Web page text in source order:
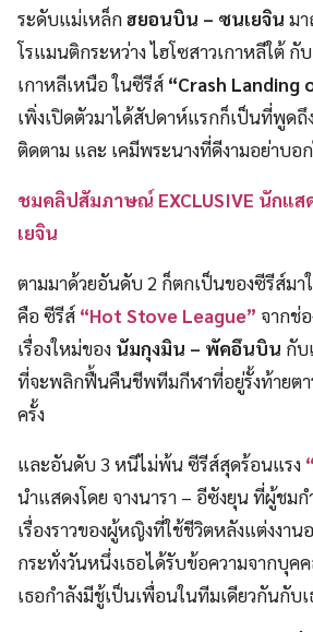
ระดับแม่เหล็กฮยอนบิน – ซนเยจิน มา
โรแมนติกระหว่าง ไฮโซสาวเกาหลีใต้ กั
เกาหลีเหนือ ในซีรีส์ “Crash Landing
เพิ่งเปิดตัวมาได้สัปดาห์แรกก็เป็นที่พูดถึ
ติดตาม และ เคมีพระนางที่ดีงามอย่าบอ
ชมคลิปสัมภาษณ์ EXCLUSIVE นักแ
เยจิน
ตามมาด้วยอันดับ 2 ก็ตกเป็นของซีรีส์มา
คือ ซีรีส์ “Hot Stove League” จากช่
เรื่องใหม่ของ นัมกุงมิน – พัคอึนบิน กับ
ที่จะพลิกฟื้นคืนชีพทีมกีฬาที่อยู่รั้งท้ายตา
ครั้ง
และอันดับ 3 หนีไม่พ้น ซีรีส์สุดร้อนแรง
นำแสดงโดย จางนารา – อีซังยุน ที่ผู้ชม
เรื่องราวของผู้หญิงที่ใช้ชีวิตหลังแต่งงาน
กระทั่งวันหนึ่งเธอได้รับข้อความจากบุค
เธอกำลังมีชู้เป็นเพื่อนในทีมเดียวกันกับ